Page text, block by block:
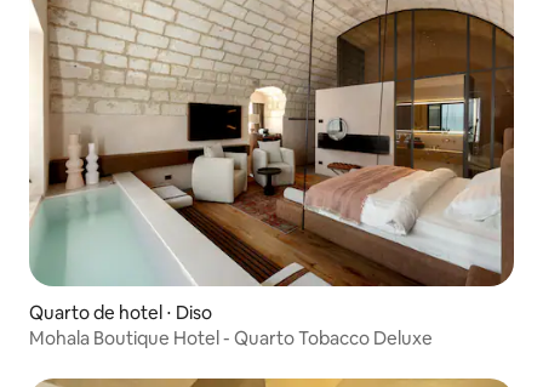
Quarto de hotel ⋅ Diso
Mohala Boutique Hotel - Quarto Tobacco Deluxe